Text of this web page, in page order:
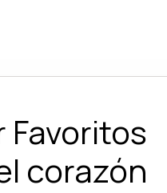
Favoritos
corazón